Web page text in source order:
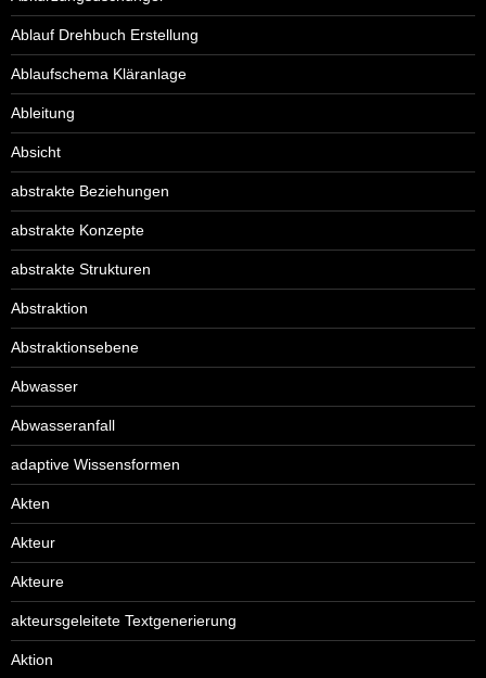
Ablauf Drehbuch Erstellung
Ablaufschema Kläranlage
Ableitung
Absicht
abstrakte Beziehungen
abstrakte Konzepte
abstrakte Strukturen
Abstraktion
Abstraktionsebene
Abwasser
Abwasseranfall
adaptive Wissensformen
Akten
Akteur
Akteure
akteursgeleitete Textgenerierung
Aktion